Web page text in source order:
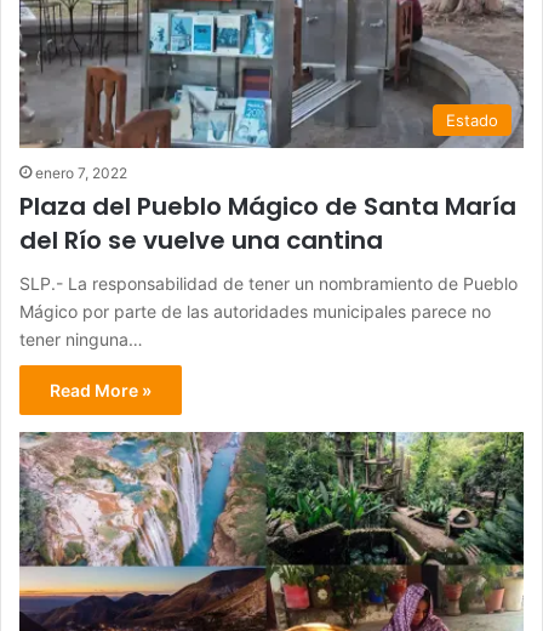
Estado
enero 7, 2022
Plaza del Pueblo Mágico de Santa María
del Río se vuelve una cantina
SLP.- La responsabilidad de tener un nombramiento de Pueblo
Mágico por parte de las autoridades municipales parece no
tener ninguna…
Read More »